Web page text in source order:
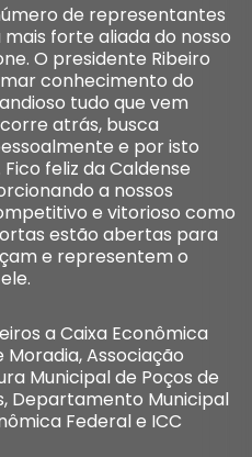
de representantes
forte aliada do nosso
O presidente Ribeiro
conhecimento do
tudo que vem
atrás, busca
e por isto
feliz da Caldense
a nossos
e vitorioso como
estão abertas para
e representem o
a Caixa Econômica
Moradia, Associação
Municipal de Poços de
Departamento Municipal
Federal e ICC